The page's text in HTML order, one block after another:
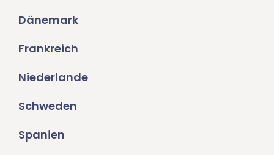
Dänemark
Frankreich
Niederlande
Schweden
Spanien